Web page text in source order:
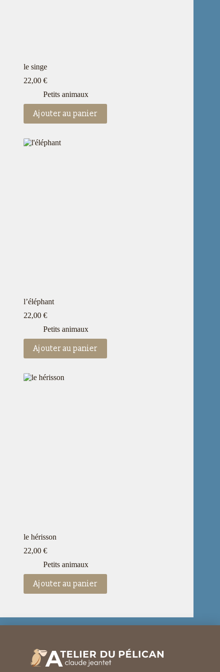
le singe
22,00 €
Petits animaux
Ajouter au panier
l’éléphant
22,00 €
Petits animaux
Ajouter au panier
le hérisson
22,00 €
Petits animaux
Ajouter au panier